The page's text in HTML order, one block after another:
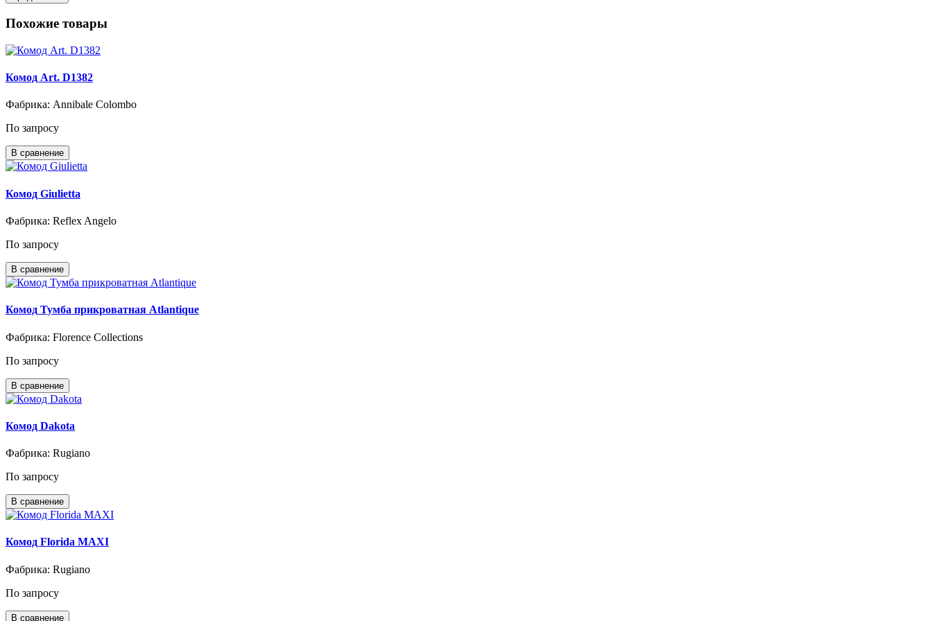
Похожие товары
Комод Art. D1382
Фабрика: Annibale Colombo
По запросу
В сравнение
Комод Giulietta
Фабрика: Reflex Angelo
По запросу
В сравнение
Комод Тумба прикроватная Atlantique
Фабрика: Florence Collections
По запросу
В сравнение
Комод Dakota
Фабрика: Rugiano
По запросу
В сравнение
Комод Florida MAXI
Фабрика: Rugiano
По запросу
В сравнение